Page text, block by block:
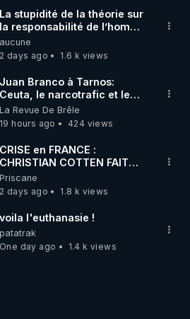
La stupidité de la théorie sur
la responsabilité de l’homme
concernant le dioxyde de
carbone.
aucune
2 days ago
1.6 k views
Juan Branco à Tarnos:
Ceuta, le narcotrafic et le
pouvoir en France
La Revue De Brêle
19 hours ago
424 views
CRISE en FRANCE :
CHRISTIAN COTTEN FAIT
une étrange découverte
Priscane
2 days ago
1.8 k views
voila l'euthanasie !
patatrak
One day ago
1.4 k views